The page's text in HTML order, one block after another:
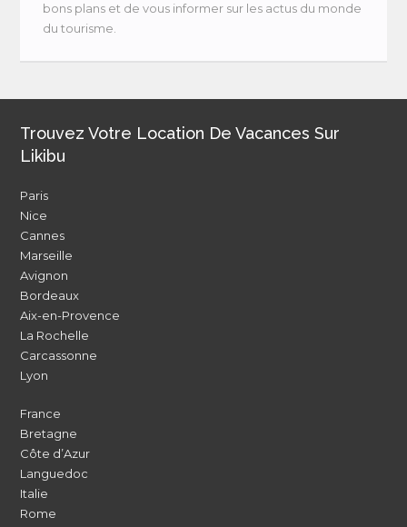
bons plans et de vous informer sur les actus du monde
du tourisme.
Trouvez Votre Location De Vacances Sur
Likibu
Paris
Nice
Cannes
Marseille
Avignon
Bordeaux
Aix-en-Provence
La Rochelle
Carcassonne
Lyon
France
Bretagne
Côte d’Azur
Languedoc
Italie
Rome